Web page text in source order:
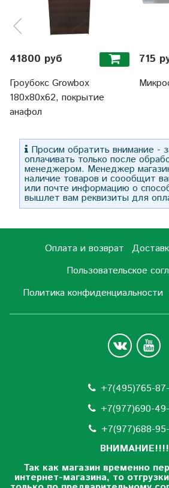
41800 руб
Гроубокс Growbox
180х80х62, покрытие
анафол
715
Просим обратить внимание -
оплачивать только после
менеджером. Менеджер
наличие товаров и соообщит
или почте информацию о
вышлет вам реквизиты для
Оплата и возврат
Пользовательское
Политика конфиденциальности
+7(495)765-
+7(977)690-
+7(977)688-
ВНИМАНИЕ!!!!
Так как магазин временно
интернет-магазина, то